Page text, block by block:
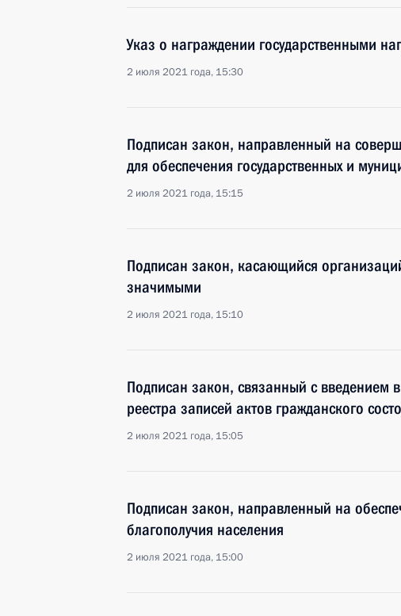
Указ о награждении государственными
2 июля 2021 года, 15:30
Подписан закон, направленный на
для обеспечения государственных и
2 июля 2021 года, 15:15
Подписан закон, касающийся
значимыми
2 июля 2021 года, 15:10
Подписан закон, связанный с введением
реестра записей актов гражданского
2 июля 2021 года, 15:05
Подписан закон, направленный на
благополучия населения
2 июля 2021 года, 15:00